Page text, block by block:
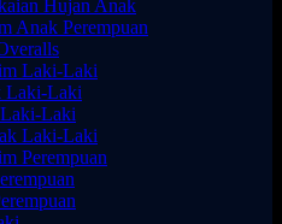
Hujan Anak
Anak Perempuan
Laki-Laki
Laki-Laki
Laki
Laki-Laki
Perempuan